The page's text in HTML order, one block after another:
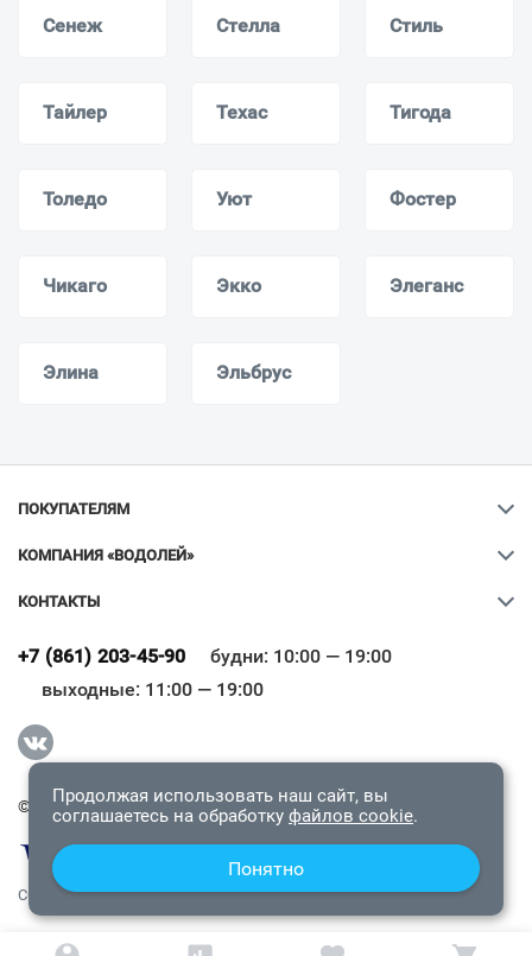
Сенеж Стелла Стиль
Тайлер Техас Тигода
Толедо Уют Фостер
Чикаго Экко Элеганс
Элина Эльбрус
ПОКУПАТЕЛЯМ
КОМПАНИЯ «ВОДОЛЕЙ»
КОНТАКТЫ
+7 (861) 203-45-90
будни: 10:00 — 19:00
выходные: 11:00 — 19:00
© 2009-2026 «Водолей Онлайн». Все права защищены.
СОГЛАШЕНИЕ О КОНФИДЕНЦИАЛЬНОСТИ
Всё верно
Продолжая использовать наш сайт, вы
соглашаетесь на обработку файлов cookie.
Понятно